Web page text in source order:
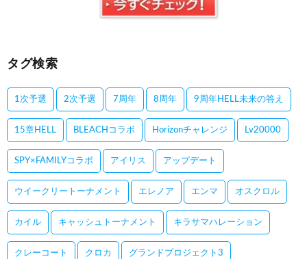
タグ検索
1次予選 2次予選 7周年 8周年 9周年HELL未来の答え
15章HELL BLEACHコラボ Horizonチャレンジ Lv20000
SPY×FAMILYコラボ アイリス アップデート
ウイークリートーナメント エレノア エンマ オスクロル
カイル キャッシュトーナメント キラサマハレーション
クレーコート クロカ グランドプロジェクト3